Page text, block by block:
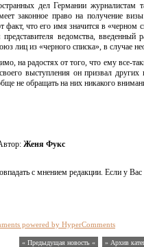
дел Германии журналистам
законное право на получение
факт, что его имя значится в «черном
ведомства, введенный
лиц из «черного списка», в случае
на радостях от того, что ему все-
выступления он призвал
не обращать на них никакого
Женя Фукс
с мнением редакции. Если у
powered by HyperComments
« Предыдущая новость « » Архив